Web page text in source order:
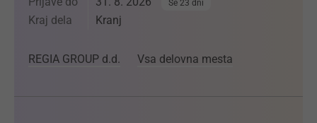
Še 23 dni
Kraj dela Kranj
REGIA GROUP d.d. Vsa delovna mesta